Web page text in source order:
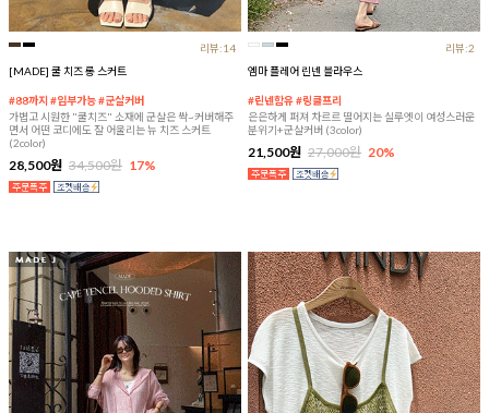
리뷰:14
[MADE] 쿨 치즈 롱 스커트
#88까지 #임부가능 #군살커버
가볍고 시원한 "쿨치즈" 소재에 군살은 싹~커버해주
면서 어떤 코디에도 잘 어울리는 뉴 치즈 스커트
(2color)
28,500원 34,500원 17%
리뷰:2
엠마 플레어 린넨 블라우스
#린넨함유 #링클프리
은은하게 퍼져 차르르 떨어지는 실루엣이 여성스러운
분위기+군살커버 (3color)
21,500원 27,000원 20%